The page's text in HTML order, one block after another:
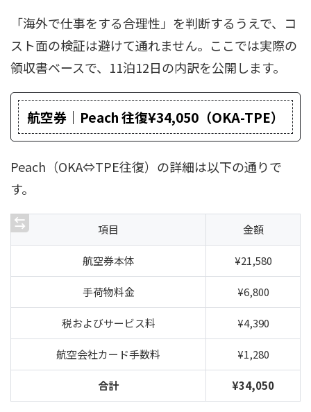
「海外で仕事をする合理性」を判断するうえで、コ
スト面の検証は避けて通れません。ここでは実際の
領収書ベースで、11泊12日の内訳を公開します。
航空券｜Peach 往復¥34,050（OKA-TPE）
Peach（OKA⇔TPE往復）の詳細は以下の通りで
す。
項目 金額
航空券本体 ¥21,580
手荷物料金 ¥6,800
税およびサービス料 ¥4,390
航空会社カード手数料 ¥1,280
合計 ¥34,050